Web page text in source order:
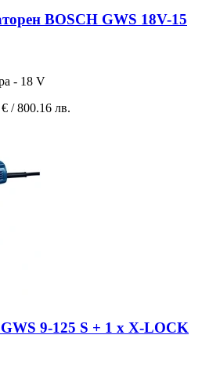
BOSCH GWS 18V-15
- 18 V
/ 800.16 лв.
9-125 S + 1 x X-LOCK